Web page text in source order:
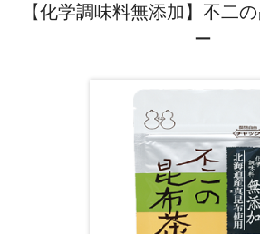
【化学調味料無添加】不二
ー